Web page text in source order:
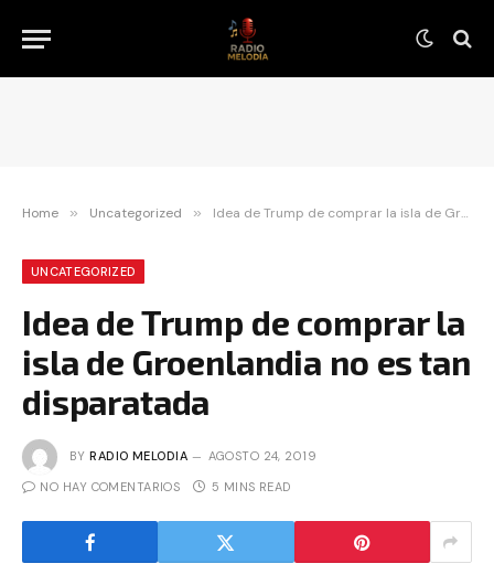
Home » Uncategorized » Idea de Trump de comprar la isla de Groenlandia no es tan disparatada
UNCATEGORIZED
Idea de Trump de comprar la
isla de Groenlandia no es tan
disparatada
BY RADIO MELODIA AGOSTO 24, 2019
NO HAY COMENTARIOS 5 MINS READ